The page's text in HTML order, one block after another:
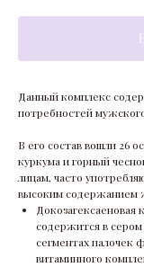
Данный комплекс
потребностей
В его состав вошли 26
куркума и горный
лицам, часто
высоким содержанием
Докозагексаеновая
содержится в сером
сегментах палочек
витаминного